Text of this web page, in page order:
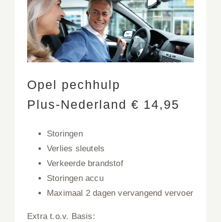
Opel pechhulp
Plus-Nederland € 14,95
Storingen
Verlies sleutels
Verkeerde brandstof
Storingen accu
Maximaal 2 dagen vervangend vervoer
Extra t.o.v. Basis: